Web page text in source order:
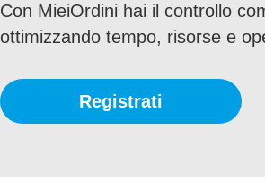
Con MieiOrdini hai il controllo
ottimizzando tempo, risorse e
Registrati